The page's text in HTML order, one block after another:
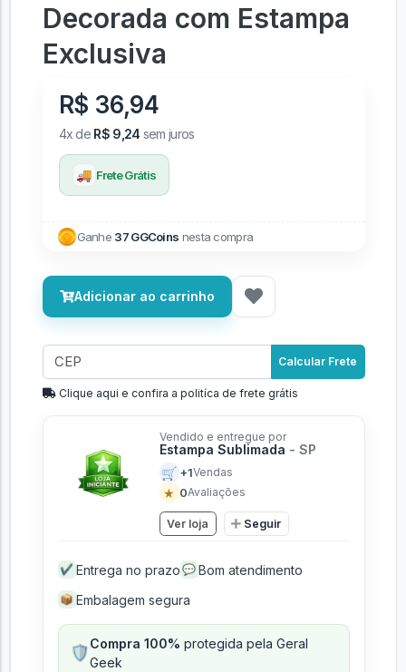
Decorada com Estampa
Exclusiva
R$ 36,94
4x de R$ 9,24 sem juros
🚚 Frete Grátis
Ganhe 37 GGCoins nesta compra
Adicionar ao carrinho
Calcular Frete
Clique aqui e confira a politíca de frete grátis
Vendido e entregue por
Estampa Sublimada - SP
🛒 +1Vendas
★ 0Avaliações
Ver loja Seguir
✔ Entrega no prazo 💬 Bom atendimento
📦 Embalagem segura
🛡️Compra 100% protegida pela Geral
Geek